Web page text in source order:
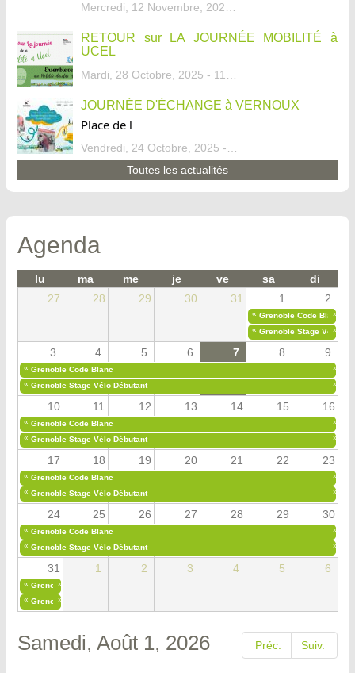
Mercredi, 12 Novembre, 2025 - 13:34
RETOUR sur LA JOURNÉE MOBILITÉ à
UCEL
Mardi, 28 Octobre, 2025 - 11:46
JOURNÉE D'ÉCHANGE à VERNOUX
Place de l
Vendredi, 24 Octobre, 2025 - 13:07
Toutes les actualités
Agenda
lu ma me je ve sa
di
27
28 29 30 31 1 2
« Grenoble Code Blanc
»
« Grenoble Stage Vélo
»
3 4 5 6 7 8 9
« Grenoble Code Blanc
»
« Grenoble Stage Vélo Débutant »
10 11 12 13 14 15 16
« Grenoble Code Blanc
»
« Grenoble Stage Vélo Débutant »
17 18 19 20 21 22 23
« Grenoble Code Blanc
»
« Grenoble Stage Vélo Débutant »
24 25 26 27 28 29 30
« Grenoble Code Blanc
»
« Grenoble Stage Vélo Débutant »
31 1 2 3 4 5 6
« Grenoble Code Blanc
»
« Grenoble Stage Vélo Débutant
»
Préc. Suiv.
Samedi, Août 1, 2026